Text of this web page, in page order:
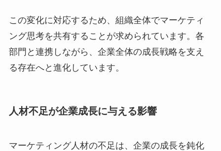
この変化に対応するため、組織全体でマーケティ
ング思考を共有することが求められています。各
部門と連携しながら、企業全体の成長戦略を支え
る存在へと進化しています。
人材不足が企業成長に与える影響
マーケティング人材の不足は、企業の成長を鈍化